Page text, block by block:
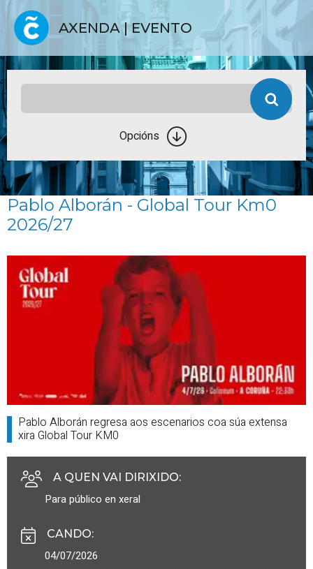
AXENDA | EVENTO
Opcións
Pablo Alborán - Global Tour Km0
2026/27
Pablo Alborán regresa aos escenarios coa súa extensa
xira Global Tour KM0
A QUEN VAI DIRIXIDO:
Para público en xeral
CANDO:
04/07/2026